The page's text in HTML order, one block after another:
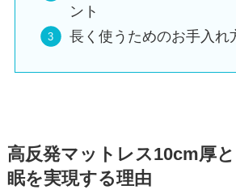
ント
長く使うためのお手入れ
高反発マットレス10cm厚
眠を実現する理由